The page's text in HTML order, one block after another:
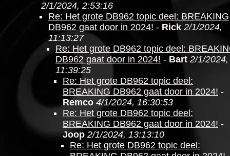
2/1/2024, 2:53:16
Re: Het grote DB962 topic deel: BREAKING
DB962 gaat door in 2024! - Rick 2/1/2024,
11:13:27
Re: Het grote DB962 topic deel:
DB962 gaat door in 2024! - Bart 2/1/2024,
11:39:25
Re: Het grote DB962 topic deel:
BREAKING DB962 gaat door in 2024! -
Remco 4/1/2024, 16:30:53
Re: Het grote DB962 topic deel:
BREAKING DB962 gaat door in 2024! -
Joop 2/1/2024, 13:13:10
Re: Het grote DB962 topic deel: